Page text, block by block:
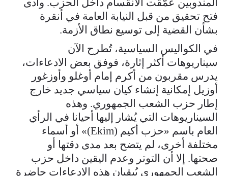
فتح تحقيق من قبل النيابة العامة في أنقرة
بشأن القضية إلى توسيع نطاق الأزمة.
في الكواليس السياسية، تُطرح الآن
سيناريوهات أكثر إثارة، فوفق بعض الادعاءات،
يدرس مقربون من أكرم إمام أوغلو وأوزغور
أوزيل إمكانية إنشاء كيان سياسي جديد خارج
إطار حزب الشعب الجمهوري. وهذه
السيناريوهات التي يُشار إليها أحيانا في الرأي
العام باسم «حزب أكيم (Ekim)» أو أسماء
مختلفة أخرى، لم يتضح بعد مدى دقتها أو
صحتها. إلا أن التوتر وعدم اليقين داخل حزب
الشعب الجمهوري يُبقيان هذه الادعاءات حاضرة